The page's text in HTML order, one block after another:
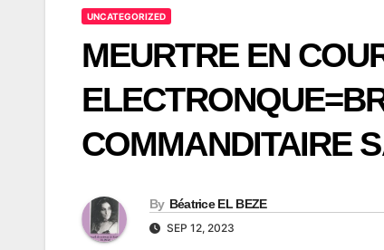
UNCATEGORIZED
MEURTRE EN
COMMANDITAIRE
By Béatrice EL BEZE
SEP 12, 2023